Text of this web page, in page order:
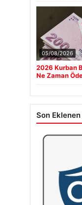
05/08/2026
2026 Kurban
Ne Zaman
Son